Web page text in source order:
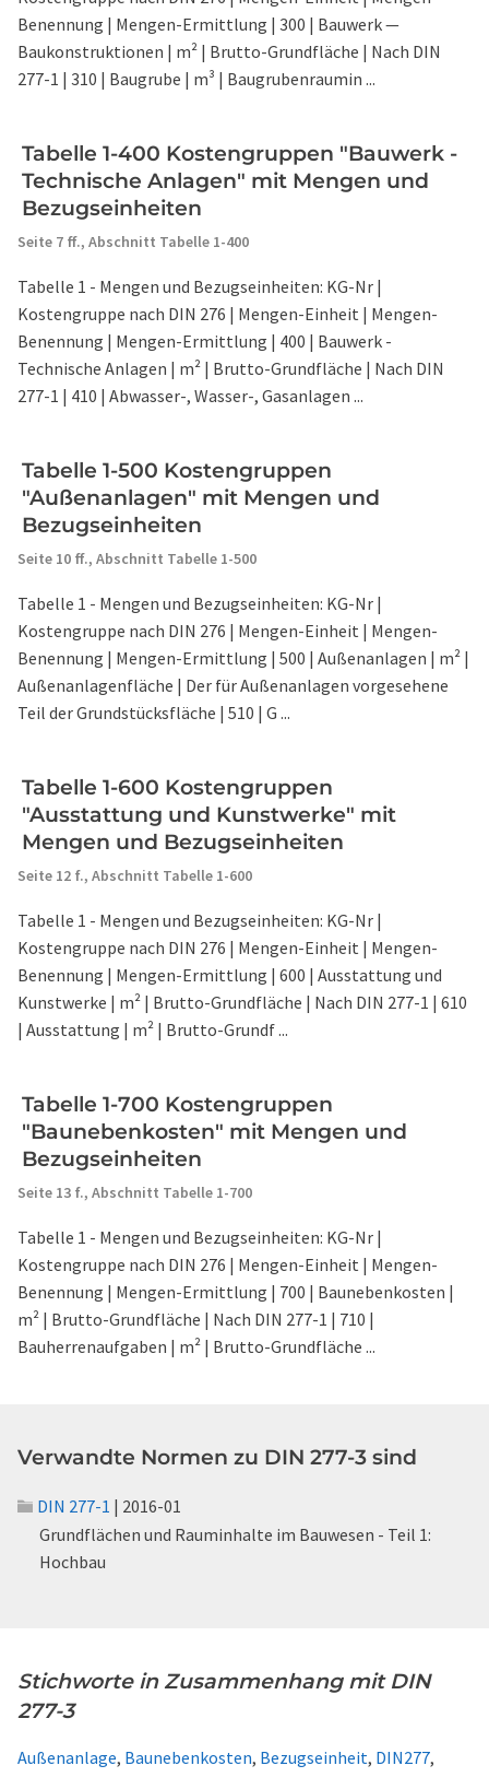
Benennung | Mengen-Ermittlung | 300 | Bauwerk —
Baukonstruktionen | m² | Brutto-Grundfläche | Nach DIN
277-1 | 310 | Baugrube | m³ | Baugrubenraumin ...
Tabelle 1-400 Kostengruppen "Bauwerk -
Technische Anlagen" mit Mengen und
Bezugseinheiten
Seite 7 ff., Abschnitt Tabelle 1-400
Tabelle 1 - Mengen und Bezugseinheiten: KG-Nr |
Kostengruppe nach DIN 276 | Mengen-Einheit | Mengen-
Benennung | Mengen-Ermittlung | 400 | Bauwerk -
Technische Anlagen | m² | Brutto-Grundfläche | Nach DIN
277-1 | 410 | Abwasser-, Wasser-, Gasanlagen ...
Tabelle 1-500 Kostengruppen
"Außenanlagen" mit Mengen und
Bezugseinheiten
Seite 10 ff., Abschnitt Tabelle 1-500
Tabelle 1 - Mengen und Bezugseinheiten: KG-Nr |
Kostengruppe nach DIN 276 | Mengen-Einheit | Mengen-
Benennung | Mengen-Ermittlung | 500 | Außenanlagen | m² |
Außenanlagenfläche | Der für Außenanlagen vorgesehene
Teil der Grundstücksfläche | 510 | G ...
Tabelle 1-600 Kostengruppen
"Ausstattung und Kunstwerke" mit
Mengen und Bezugseinheiten
Seite 12 f., Abschnitt Tabelle 1-600
Tabelle 1 - Mengen und Bezugseinheiten: KG-Nr |
Kostengruppe nach DIN 276 | Mengen-Einheit | Mengen-
Benennung | Mengen-Ermittlung | 600 | Ausstattung und
Kunstwerke | m² | Brutto-Grundfläche | Nach DIN 277-1 | 610
| Ausstattung | m² | Brutto-Grundf ...
Tabelle 1-700 Kostengruppen
"Baunebenkosten" mit Mengen und
Bezugseinheiten
Seite 13 f., Abschnitt Tabelle 1-700
Tabelle 1 - Mengen und Bezugseinheiten: KG-Nr |
Kostengruppe nach DIN 276 | Mengen-Einheit | Mengen-
Benennung | Mengen-Ermittlung | 700 | Baunebenkosten |
m² | Brutto-Grundfläche | Nach DIN 277-1 | 710 |
Bauherrenaufgaben | m² | Brutto-Grundfläche ...
Verwandte Normen zu DIN 277-3 sind
DIN 277-1 | 2016-01
Grundflächen und Rauminhalte im Bauwesen - Teil 1:
Hochbau
Stichworte in Zusammenhang mit DIN
277-3
Außenanlage, Baunebenkosten, Bezugseinheit, DIN277,